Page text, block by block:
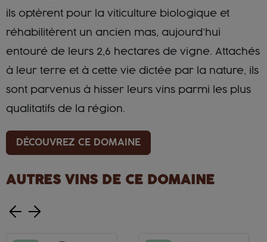
ils optèrent pour la viticulture biologique et
réhabilitèrent un ancien mas, aujourd’hui
entouré de leurs 2,6 hectares de vigne. Attachés
à leur terre et à cette vie dictée par la nature, ils
sont parvenus à hisser leurs vins parmi les plus
qualitatifs de la région.
DÉCOUVREZ CE DOMAINE
AUTRES VINS DE CE DOMAINE